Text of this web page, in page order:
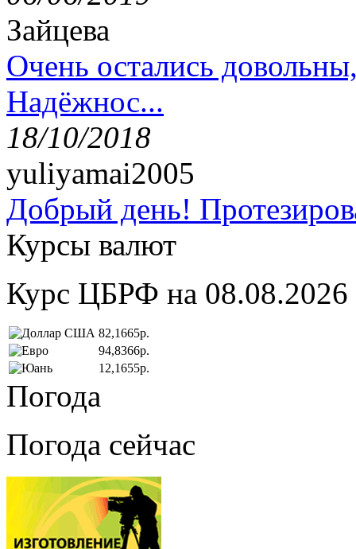
Зайцева
Очень остались
Надёжнос...
18/10/2018
yuliyamai2005
Добрый день!
Курсы валют
Курс ЦБРФ на 08.08.2026
82,1665р.
94,8366р.
12,1655р.
Погода
Погода сейчас